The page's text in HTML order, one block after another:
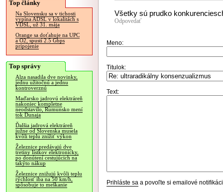
Top články
Na Slovensku sa v tichosti
vypína ADSL v lokalitách s
VDSL, už 31. mája
Orange sa doťahuje na UPC
a O2, spustí 2.5 Gbps
pripojenie
Top správy
Alza nasadila dve novinky,
jednu užitočnú a jednu
kontroverznú
Maďarsko jadrovú elektráreň
nakoniec kompletne
neodstavilo, Rumunsko mení
tok Dunaja
Ďalšia jadrová elektráreň
južne od Slovenska musela
kvôli teplu znížiť výkon
Železnice predávajú dve
tretiny lístkov elektronicky,
po donútení cestujúcich na
takýto nákup
Železnice znižujú kvôli teplu
rýchlosť iba na 50 km/h,
spôsobuje to meškanie
Všetky sú prudko
Odpovedať
Meno:
Titulok:
Text:
Prihláste sa a povoľte si emailové